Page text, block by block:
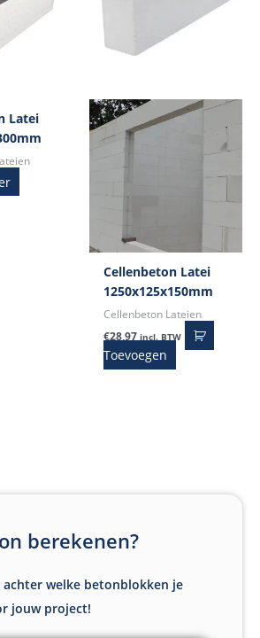
Latei
Cellenbeton Latei
1250x125x150mm
Cellenbeton Lateien
€28,97 incl. BTW
Toevoegen
berekenen?
achter welke betonblokken je
jouw project!